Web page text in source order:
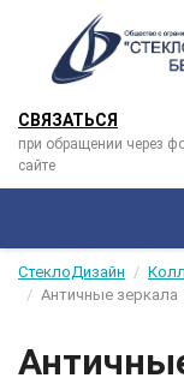
СВЯЗАТЬСЯ
при обращении через
сайте
СтеклоДизайн
Античные зеркала